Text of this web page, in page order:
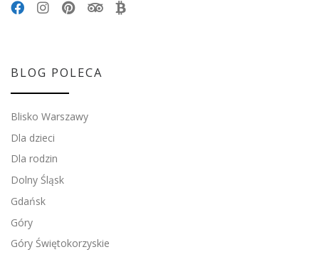
BLOG POLECA
Blisko Warszawy
Dla dzieci
Dla rodzin
Dolny Śląsk
Gdańsk
Góry
Góry Świętokorzyskie